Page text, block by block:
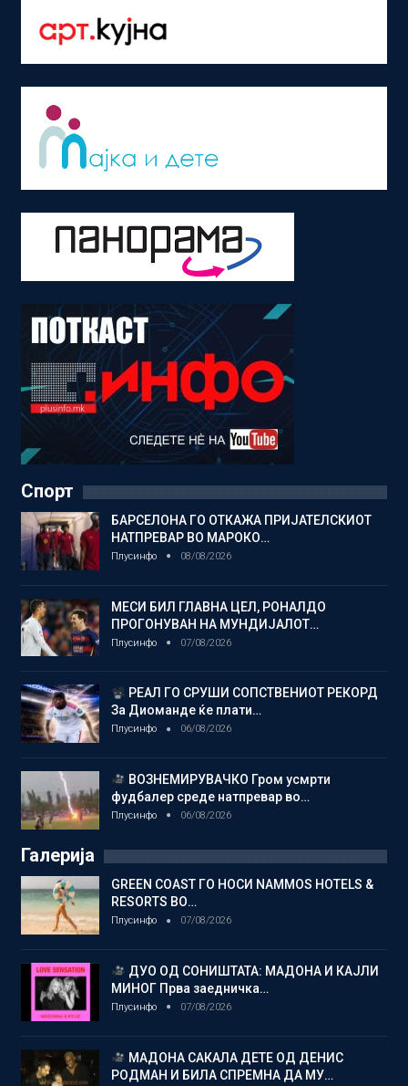
Спорт
БАРСЕЛОНА ГО ОТКАЖА ПРИЈАТЕЛСКИОТ
НАТПРЕВАР ВО МАРОКО…
Плусинфо 08/08/2026
МЕСИ БИЛ ГЛАВНА ЦЕЛ, РОНАЛДО
ПРОГОНУВАН НА МУНДИЈАЛОТ…
Плусинфо 07/08/2026
РЕАЛ ГО СРУШИ СОПСТВЕНИОТ РЕКОРД
За Диоманде ќе плати…
Плусинфо 06/08/2026
ВОЗНЕМИРУВАЧКО Гром усмрти
фудбалер среде натпревар во…
Плусинфо 06/08/2026
Галерија
GREEN COAST ГО НОСИ NAMMOS HOTELS &
RESORTS ВО…
Плусинфо 07/08/2026
ДУО ОД СОНИШТАТА: МАДОНА И КАЈЛИ
МИНОГ Прва заедничка…
Плусинфо 07/08/2026
МАДОНА САКАЛА ДЕТЕ ОД ДЕНИС
РОДМАН И БИЛА СПРЕМНА ДА МУ…